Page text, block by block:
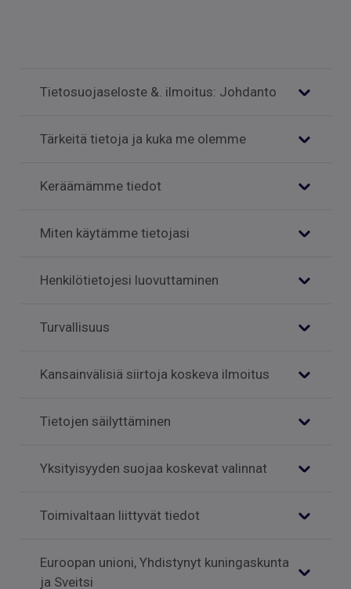
Tietosuojaseloste &. ilmoitus: Johdanto
Tärkeitä tietoja ja kuka me olemme
Keräämämme tiedot
Miten käytämme tietojasi
Henkilötietojesi luovuttaminen
Turvallisuus
Kansainvälisiä siirtoja koskeva ilmoitus
Tietojen säilyttäminen
Yksityisyyden suojaa koskevat valinnat
Toimivaltaan liittyvät tiedot
Euroopan unioni, Yhdistynyt kuningaskunta
ja Sveitsi